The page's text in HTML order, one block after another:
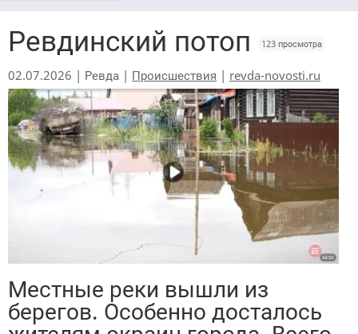
Ревдинский потоп 123 просмотра
02.07.2026 | Ревда | Происшествия | revda-novosti.ru
Местные реки вышли из
берегов. Особенно досталось